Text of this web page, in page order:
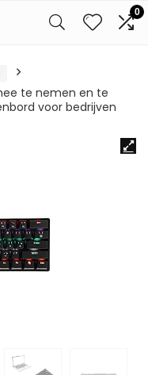
0
te nemen en te
voor bedrijven